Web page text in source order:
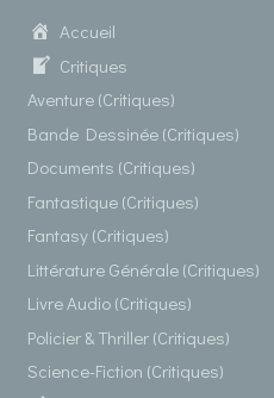
Accueil
Critiques
Aventure (Critiques)
Bande Dessinée (Critiques)
Documents (Critiques)
Fantastique (Critiques)
Fantasy (Critiques)
Littérature Générale (Critiques)
Livre Audio (Critiques)
Policier & Thriller (Critiques)
Science-Fiction (Critiques)